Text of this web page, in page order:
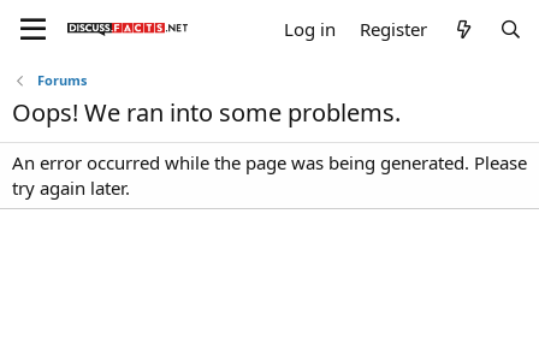
Log in Register
Forums
Oops! We ran into some problems.
An error occurred while the page was being generated. Please
try again later.